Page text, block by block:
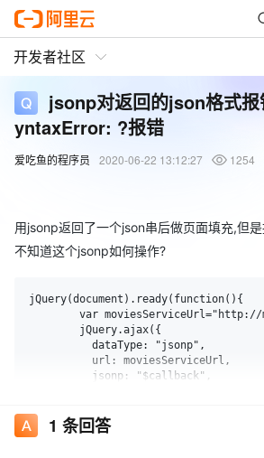
开发者社区
jsonp对返回的json格式
yntaxError: ?报错
爱吃鱼的程序员 2020-06-22 13:12:27
1254
用jsonp返回了一个json串后做页面填充,但
不知道这个jsonp如何操作?
jQuery(document).ready(function(){
});
1 条回答